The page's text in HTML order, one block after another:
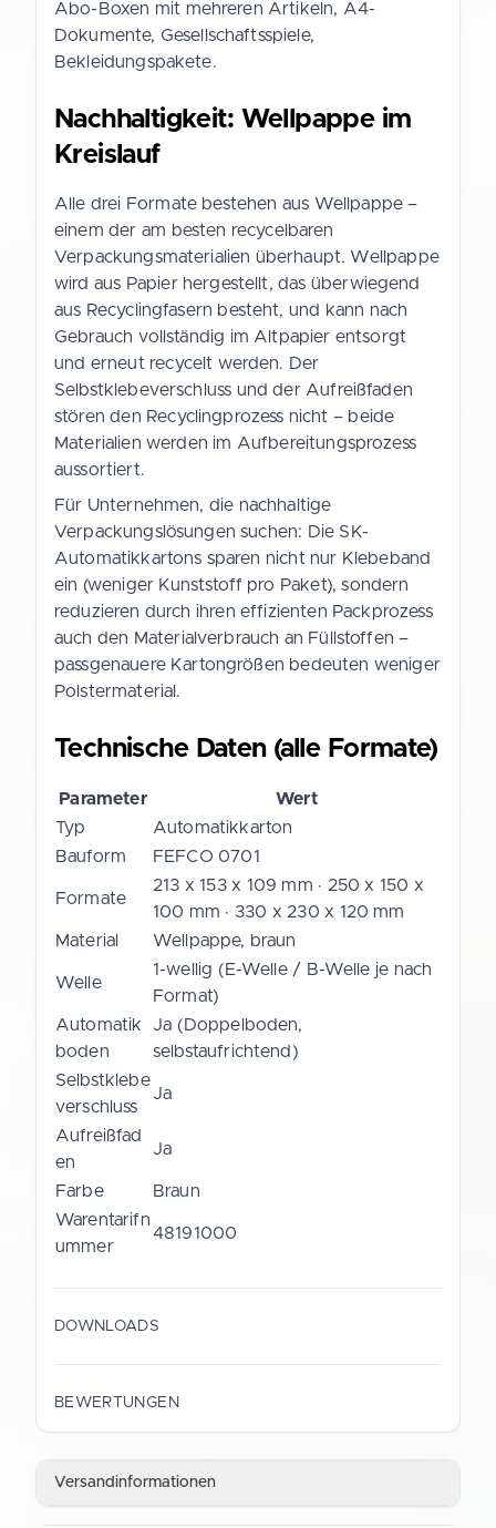
Abo-Boxen mit mehreren Artikeln, A4-
Dokumente, Gesellschaftsspiele,
Bekleidungspakete.
Nachhaltigkeit: Wellpappe im
Kreislauf
Alle drei Formate bestehen aus Wellpappe –
einem der am besten recycelbaren
Verpackungsmaterialien überhaupt. Wellpappe
wird aus Papier hergestellt, das überwiegend
aus Recyclingfasern besteht, und kann nach
Gebrauch vollständig im Altpapier entsorgt
und erneut recycelt werden. Der
Selbstklebeverschluss und der Aufreißfaden
stören den Recyclingprozess nicht – beide
Materialien werden im Aufbereitungsprozess
aussortiert.
Für Unternehmen, die nachhaltige
Verpackungslösungen suchen: Die SK-
Automatikkartons sparen nicht nur Klebeband
ein (weniger Kunststoff pro Paket), sondern
reduzieren durch ihren effizienten Packprozess
auch den Materialverbrauch an Füllstoffen –
passgenauere Kartongrößen bedeuten weniger
Polstermaterial.
Technische Daten (alle Formate)
Parameter
Wert
Typ
Automatikkarton
Bauform
FEFCO 0701
Formate
213 x 153 x 109 mm · 250 x 150 x
100 mm · 330 x 230 x 120 mm
Material
Wellpappe, braun
Welle
1-wellig (E-Welle / B-Welle je nach
Format)
Automatik
boden
Ja (Doppelboden,
selbstaufrichtend)
Selbstklebe
verschluss
Ja
Aufreißfad
en
Ja
Farbe
Braun
Warentarifn
ummer
48191000
DOWNLOADS
BEWERTUNGEN
Versandinformationen